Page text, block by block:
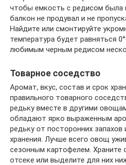
чтобы емкость с редисом была
балкон не продувал и не
Найдите или смонтируйте
температура будет равняться
любимым черным редисом
Товарное соседство
Аромат, вкус, состав и срок
правильного товарного
редьку вместе в другими
обладают ярко выраженным
редьку от посторонних запахов
хранения. Лучше всего овощ
сезонным картофелем. Храните
отсеке или выделите для них